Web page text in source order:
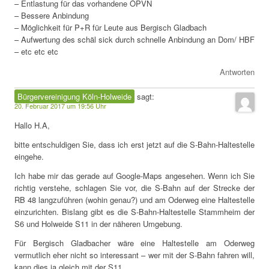
– Entlastung für das vorhandene ÖPVN
– Bessere Anbindung
– Möglichkeit für P+R für Leute aus Bergisch Gladbach
– Aufwertung des schäl sick durch schnelle Anbindung an Dom/ HBF
– etc etc etc
Antworten
Bürgervereinigung Köln-Holweide sagt:
20. Februar 2017 um 19:56 Uhr
Hallo H.A,
bitte entschuldigen Sie, dass ich erst jetzt auf die S-Bahn-Haltestelle
eingehe.
Ich habe mir das gerade auf Google-Maps angesehen. Wenn ich Sie
richtig verstehe, schlagen Sie vor, die S-Bahn auf der Strecke der
RB 48 langzuführen (wohin genau?) und am Oderweg eine Haltestelle
einzurichten. Bislang gibt es die S-Bahn-Haltestelle Stammheim der
S6 und Holweide S11 in der näheren Umgebung.
Für Bergisch Gladbacher wäre eine Haltestelle am Oderweg
vermutlich eher nicht so interessant – wer mit der S-Bahn fahren will,